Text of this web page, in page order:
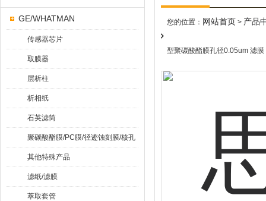
GE/WHATMAN
传感器芯片
取膜器
层析柱
析相纸
石英滤筒
聚碳酸酯膜/PC膜/径迹蚀刻膜/核孔
膜
其他特殊产品
滤纸/滤膜
萃取套管
您的位置： 网站首页 > 产品
型聚碳酸酯膜孔径0.05um 滤膜